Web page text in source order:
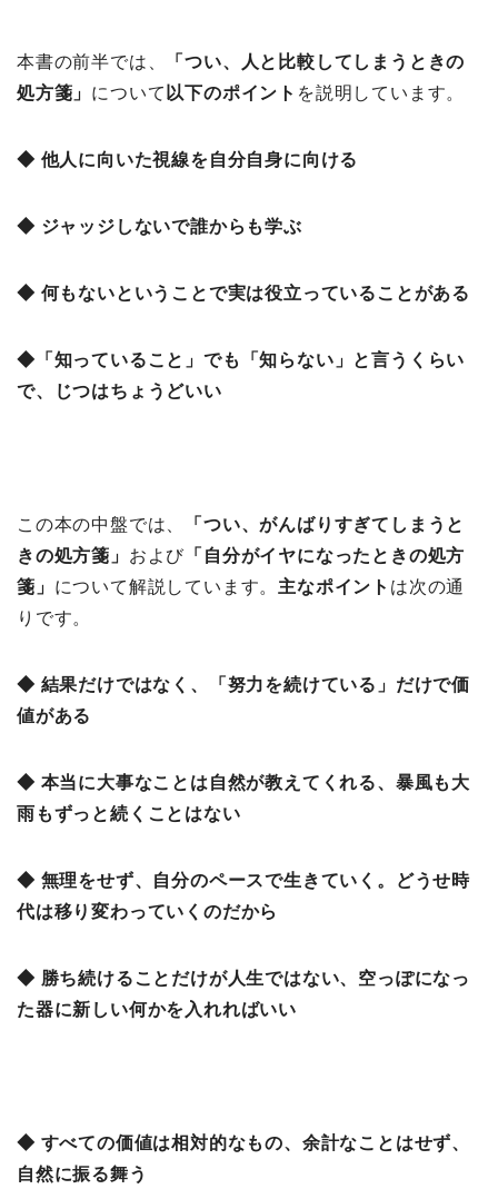
本書の前半では、
「つい、人と比較してしまうときの
処方箋 」 について 以下のポイント を説明しています。
◆ 他人に向いた視線を自分自身に向ける
◆ ジャッジしないで誰からも学ぶ
◆ 何もないということで実は役立っていることがある
◆「知っていること」でも「知らない」と言うくらい
で、じつはちょうどいい
この本の中盤では、
「つい、がんばりすぎてしまうと
きの処方箋 」 および 「自分がイヤになったときの処方
箋」 について解説しています。 主なポイント は次の通
りです。
◆ 結果だけではなく、「努力を続けている」だけで価
値がある
◆ 本当に大事なことは自然が教えてくれる、暴風も大
雨もずっと続くことはない
◆ 無理をせず、自分のペースで生きていく。どうせ時
代は移り変わっていくのだから
◆ 勝ち続けることだけが人生ではない、空っぽになっ
た器に新しい何かを入れればいい
◆ すべての価値は相対的なもの、余計なことはせず、
自然に振る舞う